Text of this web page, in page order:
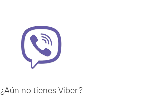
¿Aún no tienes Viber?